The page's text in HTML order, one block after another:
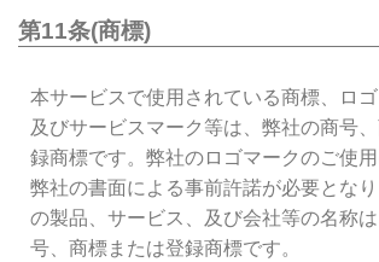
第11条(商標)
本サービスで使用されている商標、ロ
及びサービスマーク等は、弊社の商号
録商標です。弊社のロゴマークのご使用
弊社の書面による事前許諾が必要とな
の製品、サービス、及び会社等の名称
号、商標または登録商標です。